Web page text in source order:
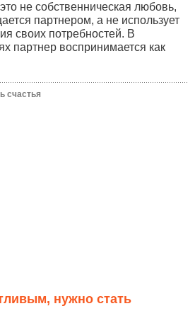
не собственническая любовь,
партнером, а не использует
своих потребностей. В
партнер воспринимается как
счастья
нужно стать